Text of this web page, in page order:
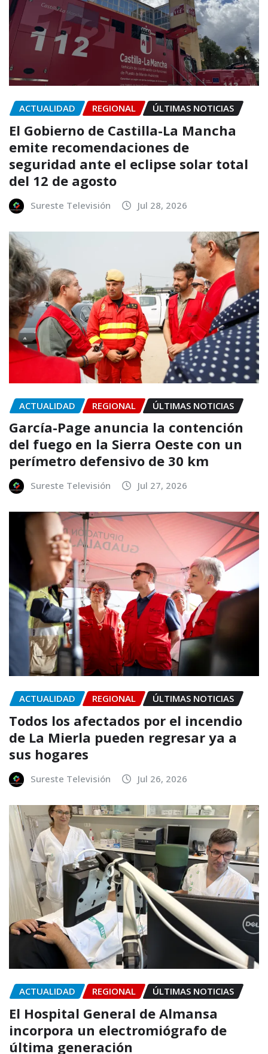
ACTUALIDAD REGIONAL ÚLTIMAS NOTICIAS
El Gobierno de Castilla-La Mancha
emite recomendaciones de
seguridad ante el eclipse solar total
del 12 de agosto
Sureste Televisión Jul 28, 2026
ACTUALIDAD REGIONAL ÚLTIMAS NOTICIAS
García-Page anuncia la contención
del fuego en la Sierra Oeste con un
perímetro defensivo de 30 km
Sureste Televisión Jul 27, 2026
ACTUALIDAD REGIONAL ÚLTIMAS NOTICIAS
Todos los afectados por el incendio
de La Mierla pueden regresar ya a
sus hogares
Sureste Televisión Jul 26, 2026
ACTUALIDAD REGIONAL ÚLTIMAS NOTICIAS
El Hospital General de Almansa
incorpora un electromiógrafo de
última generación